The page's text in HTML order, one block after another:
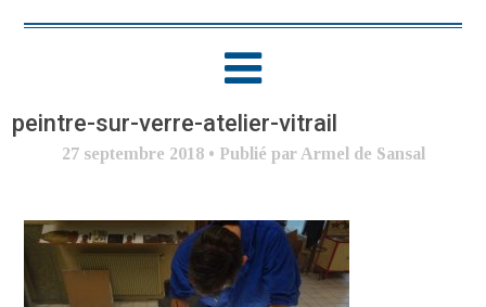
peintre-sur-verre-atelier-vitrail
27 septembre 2018• Publié par Armel de Sansal